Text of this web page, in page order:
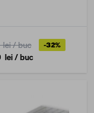
lei/ buc -32%
lei/ buc